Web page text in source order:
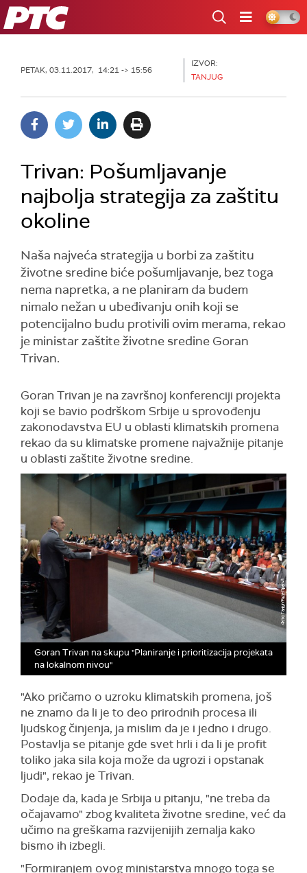
RTS
PETAK, 03.11.2017, 14:21 -> 15:56
IZVOR:
TANJUG
Trivan: Pošumljavanje
najbolja strategija za zaštitu
okoline
Naša najveća strategija u borbi za zaštitu
životne sredine biće pošumljavanje, bez toga
nema napretka, a ne planiram da budem
nimalo nežan u ubeđivanju onih koji se
potencijalno budu protivili ovim merama, rekao
je ministar zaštite životne sredine Goran
Trivan.
Goran Trivan je na završnoj konferenciji projekta
koji se bavio podrškom Srbije u sprovođenju
zakonodavstva EU u oblasti klimatskih promena
rekao da su klimatske promene najvažnije pitanje
u oblasti zaštite životne sredine.
Goran Trivan na skupu "Planiranje i prioritizacija projekata
na lokalnom nivou"
"Ako pričamo o uzroku klimatskih promena, još
ne znamo da li je to deo prirodnih procesa ili
ljudskog činjenja, ja mislim da je i jedno i drugo.
Postavlja se pitanje gde svet hrli i da li je profit
toliko jaka sila koja može da ugrozi i opstanak
ljudi", rekao je Trivan.
Dodaje da, kada je Srbija u pitanju, "ne treba da
očajavamo" zbog kvaliteta životne sredine, već da
učimo na greškama razvijenijih zemalja kako
bismo ih izbegli.
"Formiranjem ovog ministarstva mnogo toga se